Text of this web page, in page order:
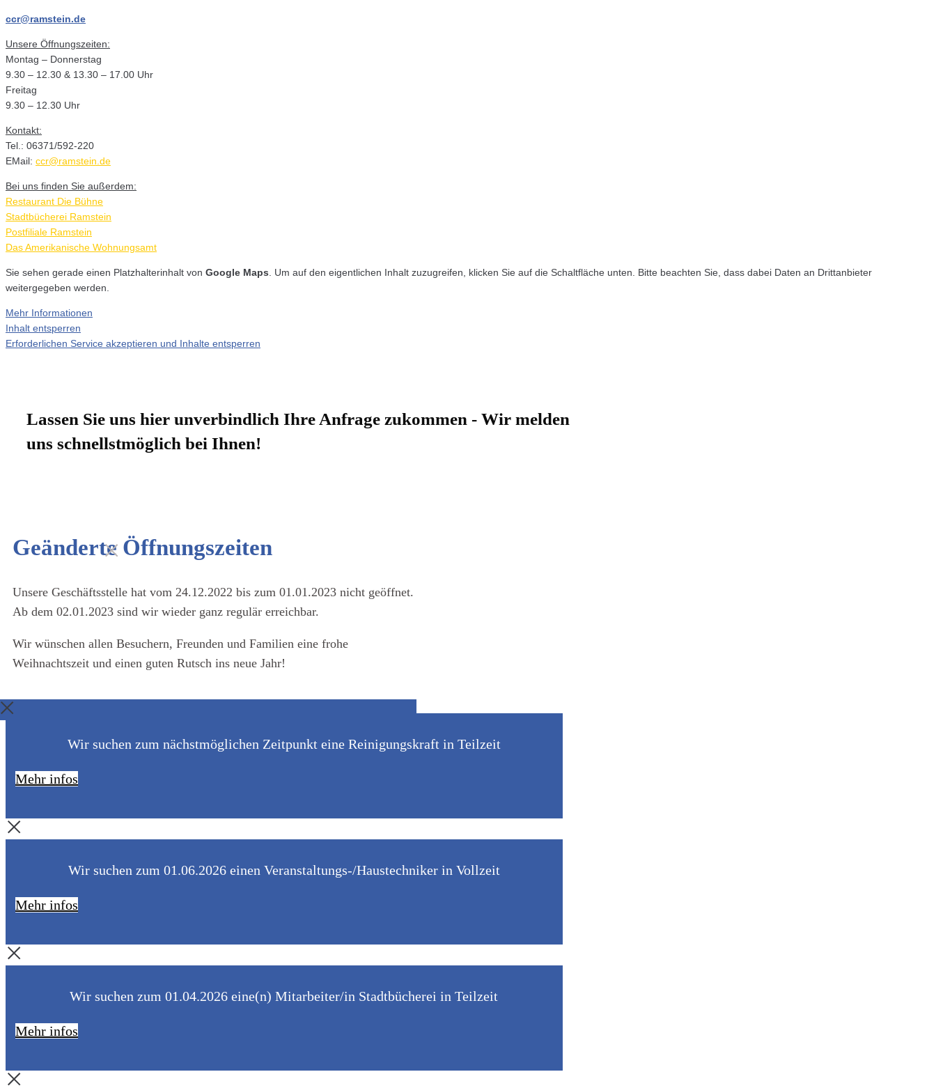
ccr@ramstein.de
Unsere Öffnungszeiten:
Montag – Donnerstag
9.30 – 12.30 & 13.30 – 17.00 Uhr
Freitag
9.30 – 12.30 Uhr
Kontakt:
Tel.: 06371/592-220
EMail: ccr@ramstein.de
Bei uns finden Sie außerdem:
Restaurant Die Bühne
Stadtbücherei Ramstein
Postfiliale Ramstein
Das Amerikanische Wohnungsamt
Sie sehen gerade einen Platzhalterinhalt von Google Maps . Um auf den eigentlichen Inhalt zuzugreifen, klicken Sie auf die Schaltfläche unten. Bitte beachten Sie, dass dabei Daten an Drittanbieter
weitergegeben werden.
Mehr Informationen
Inhalt entsperren
Erforderlichen Service akzeptieren und Inhalte entsperren
Lassen Sie uns hier unverbindlich Ihre Anfrage zukommen - Wir melden
uns schnellstmöglich bei Ihnen!
Geänderte Öffnungszeiten
Unsere Geschäftsstelle hat vom 24.12.2022 bis zum 01.01.2023 nicht geöffnet.
Ab dem 02.01.2023 sind wir wieder ganz regulär erreichbar.
Wir wünschen allen Besuchern, Freunden und Familien eine frohe
Weihnachtszeit und einen guten Rutsch ins neue Jahr!
Wir suchen zum nächstmöglichen Zeitpunkt eine Reinigungskraft in Teilzeit
Mehr infos
Wir suchen zum 01.06.2026 einen Veranstaltungs-/Haustechniker in Vollzeit
Mehr infos
Wir suchen zum 01.04.2026 eine(n) Mitarbeiter/in Stadtbücherei in Teilzeit
Mehr infos